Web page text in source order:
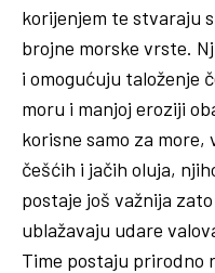
korijenjem te stvaraju
brojne morske vrste.
i omogućuju taloženje
moru i manjoj eroziji
korisne samo za more,
češćih i jačih oluja,
postaje još važnija
ublažavaju udare
Time postaju prirodno